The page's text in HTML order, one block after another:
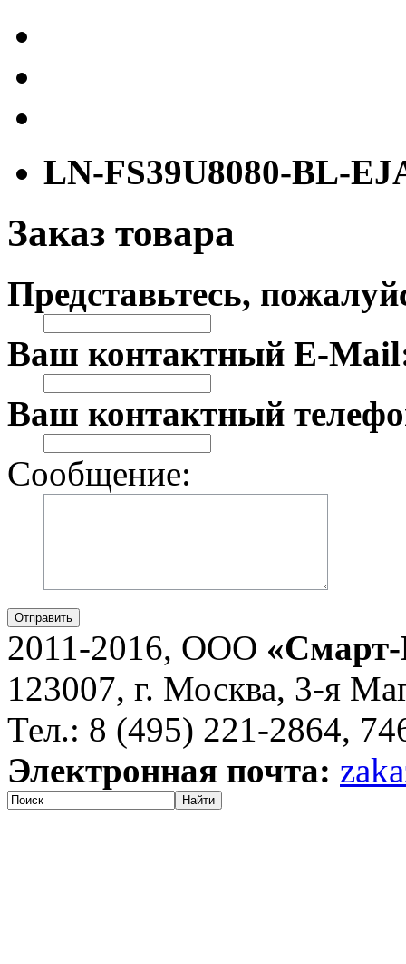
LN-FS39U8080-BL-
Заказ товара
Представьтесь,
Ваш контактный E-
Ваш контактный
Сообщение:
Отправить
2011-2016, ООО
123007, г. Москва, 3-я
Тел.: 8 (495) 221-2864,
Электронная почта:
Найти